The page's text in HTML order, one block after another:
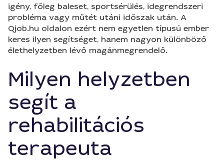
igény, főleg baleset, sportsérülés, idegrendszeri
probléma vagy műtét utáni időszak után. A
Qjob.hu oldalon ezért nem egyetlen típusú ember
keres ilyen segítséget, hanem nagyon különböző
élethelyzetben lévő magánmegrendelő.
Milyen helyzetben
segít a
rehabilitációs
terapeuta